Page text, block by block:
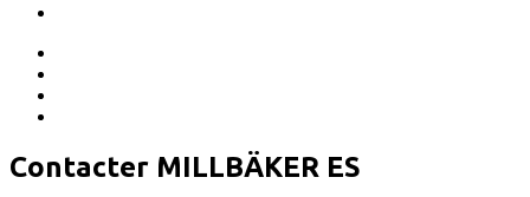
Contacter MILLBÄKER ES